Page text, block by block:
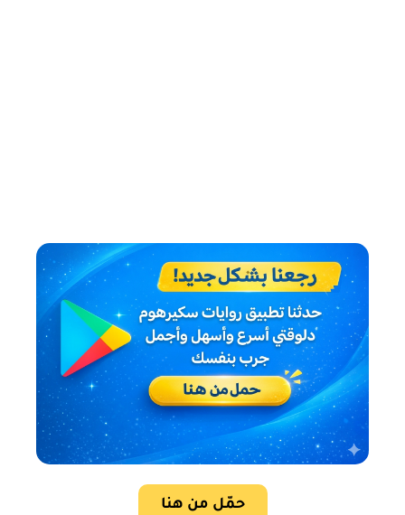
حمّل من هنا